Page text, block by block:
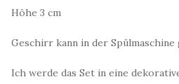
Höhe 3 cm
Geschirr kann in der Spülmaschine
Ich werde das Set in eine